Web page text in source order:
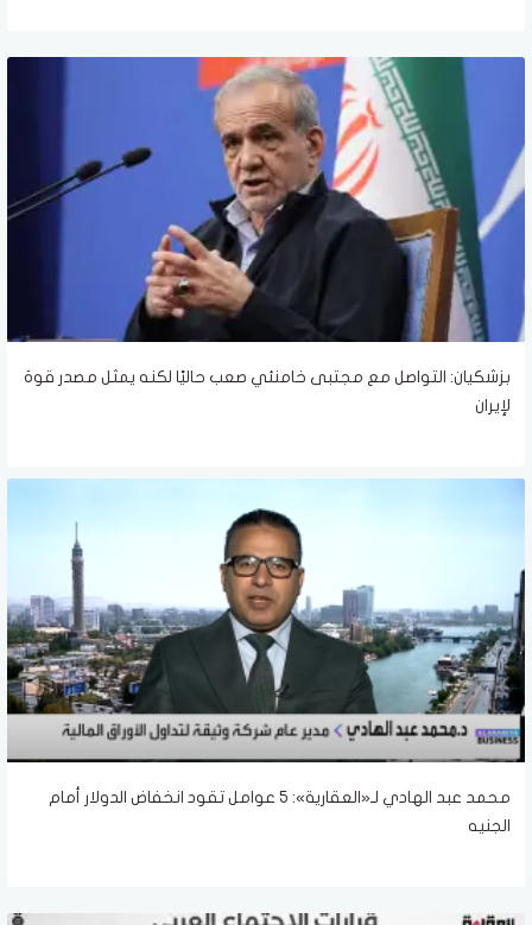
بزشكيان: التواصل مع مجتبى خامنئي صعب حاليًا لكنه يمثل مصدر قوة
لإيران
محمد عبد الهادي لـ«العقارية»: 5 عوامل تقود انخفاض الدولار أمام
الجنيه